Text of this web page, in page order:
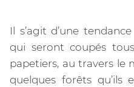
Il s’agit d’une
qui seront coupés
papetiers, au travers le
quelques forêts qu’ils